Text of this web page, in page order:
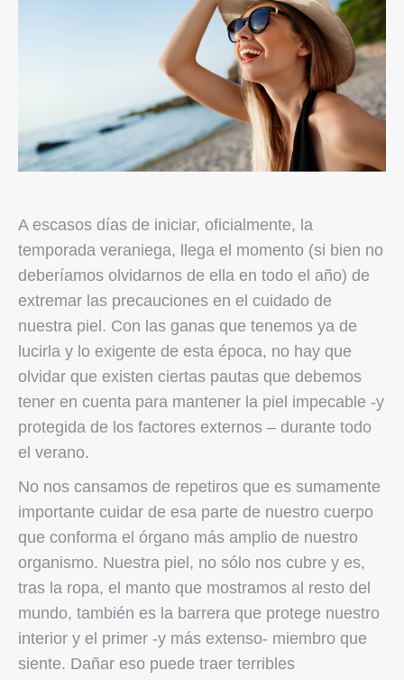
A escasos días de iniciar, oficialmente, la
temporada veraniega, llega el momento (si bien no
deberíamos olvidarnos de ella en todo el año) de
extremar las precauciones en el cuidado de
nuestra piel. Con las ganas que tenemos ya de
lucirla y lo exigente de esta época, no hay que
olvidar que existen ciertas pautas que debemos
tener en cuenta para mantener la piel impecable -y
protegida de los factores externos – durante todo
el verano.
No nos cansamos de repetiros que es sumamente
importante cuidar de esa parte de nuestro cuerpo
que conforma el órgano más amplio de nuestro
organismo. Nuestra piel, no sólo nos cubre y es,
tras la ropa, el manto que mostramos al resto del
mundo, también es la barrera que protege nuestro
interior y el primer -y más extenso- miembro que
siente. Dañar eso puede traer terribles